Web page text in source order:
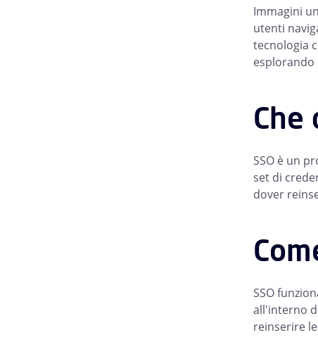
Immagini
utenti
tecnologia
esplorando
Che
SSO è un
set di
dover
SSO
all'interno
reinserire